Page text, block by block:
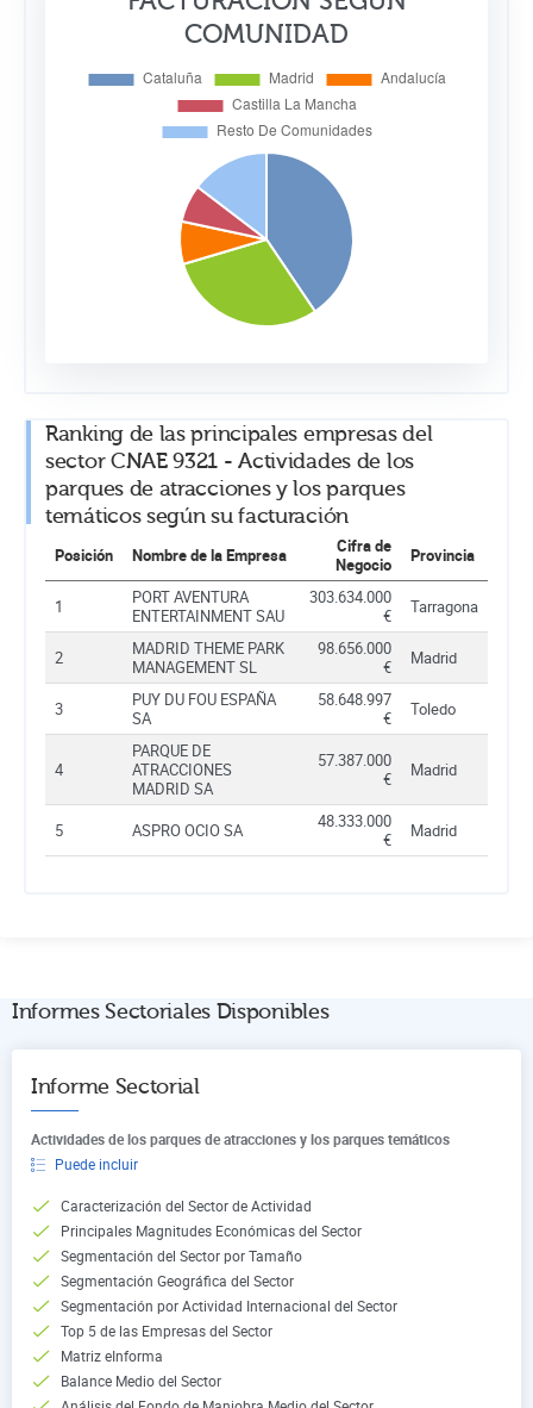
COMUNIDAD
Ranking de las principales empresas del
sector CNAE 9321 - Actividades de los
parques de atracciones y los parques
temáticos según su facturación
Posición Nombre de la Empresa
Cifra de
Negocio
Provincia
1
PORT AVENTURA
ENTERTAINMENT SAU
303.634.000
€
Tarragona
2
MADRID THEME PARK
MANAGEMENT SL
98.656.000
€
Madrid
3
PUY DU FOU ESPAÑA
SA
58.648.997
€
Toledo
4
PARQUE DE
ATRACCIONES
MADRID SA
57.387.000
€
Madrid
5 ASPRO OCIO SA
48.333.000
€
Madrid
Informes Sectoriales Disponibles
Informe Sectorial
Actividades de los parques de atracciones y los parques temáticos
Puede incluir
Caracterización del Sector de Actividad
Principales Magnitudes Económicas del Sector
Segmentación del Sector por Tamaño
Segmentación Geográfica del Sector
Segmentación por Actividad Internacional del Sector
Top 5 de las Empresas del Sector
Matriz eInforma
Balance Medio del Sector